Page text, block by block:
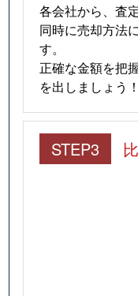
各会社から、査
同時に売却方法
す。
正確な金額を把
を出しましょう！
STEP3